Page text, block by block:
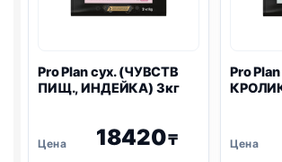
Pro Planсух. (ЧУВСТВ
ПИЩ., ИНДЕЙКА) 3кг
18420₸
Pro Plan